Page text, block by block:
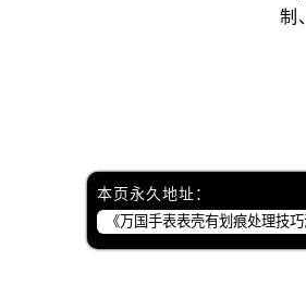
本页永久地址：